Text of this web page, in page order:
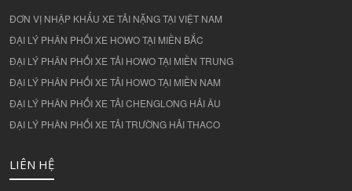
ĐƠN VỊ NHẬP KHẨU XE TẢI NẶNG TẠI VIỆT NAM
ĐẠI LÝ PHÂN PHỐI XE HOWO TẠI MIỀN BẮC
ĐẠI LÝ PHÂN PHỐI XE TẢI HOWO TẠI MIỀN TRUNG
ĐẠI LÝ PHÂN PHỐI XE TẢI HOWO TẠI MIỀN NAM
ĐẠI LÝ PHÂN PHỐI XE TẢI CHENGLONG HẢI ÂU
ĐẠI LÝ PHÂN PHỐI XE TẢI TRƯỜNG HẢI THACO
LIÊN HỆ